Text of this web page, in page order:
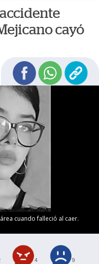
cayó
cuando falleció al caer.
4 9